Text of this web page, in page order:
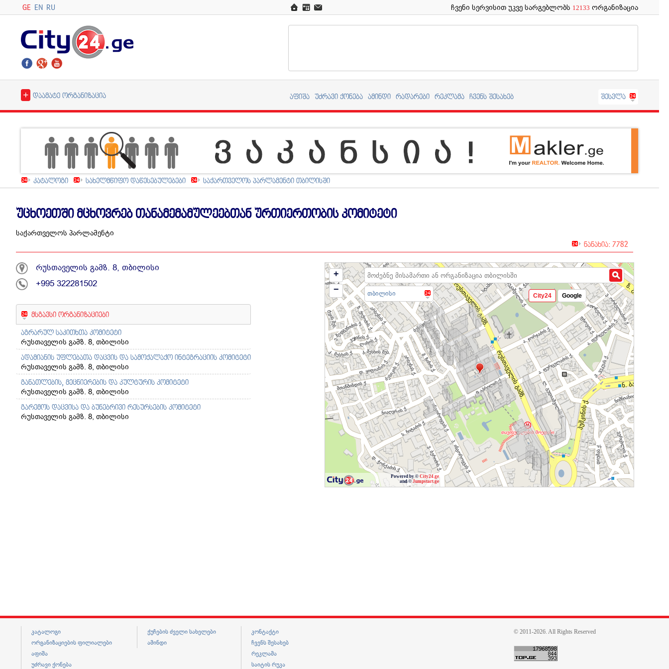
GE EN RU ჩვენი სერვისით უკვე სარგებლობს 12133 ორგანიზაცია
+ დაამატე ორგანიზაცია აფიშა უძრავი ქონება ამინდი რადარები რეკლამა ჩვენს შესახებ შესვლა
კატალოგი სახელმწიფო დაწესებულებები საქართველოს პარლამენტი თბილისში
უცხოეთში მცხოვრებ თანამემამულეებთან ურთიერთობის კომიტეტი
საქართველოს პარლამენტი
ნანახია: 7782
რუსთაველის გამზ. 8, თბილისი
+995 322281502
მსგავსი ორგანიზაციები
აგრარულ საკითხთა კომიტეტი
რუსთაველის გამზ. 8, თბილისი
ადამიანის უფლებათა დაცვის და სამოქალაქო ინტეგრაციის კომიტეტი
რუსთაველის გამზ. 8, თბილისი
განათლების, მეცნიერების და კულტურის კომიტეტი
რუსთაველის გამზ. 8, თბილისი
გარემოს დაცვისა და ბუნებრივი რესურსების კომიტეტი
რუსთაველის გამზ. 8, თბილისი
თბილისი
Powered by © City24.ge
and ©Jumpstart.ge
+
−
City24 Google
კატალოგი
ორგანიზაციების ფილიალები
აფიშა
უძრავი ქონება
ქუჩების ძველი სახელები
ამინდი
კონტაქტი
ჩვენს შესახებ
რეკლამა
საიტის რუკა
© 2011-2026. All Rights Reserved